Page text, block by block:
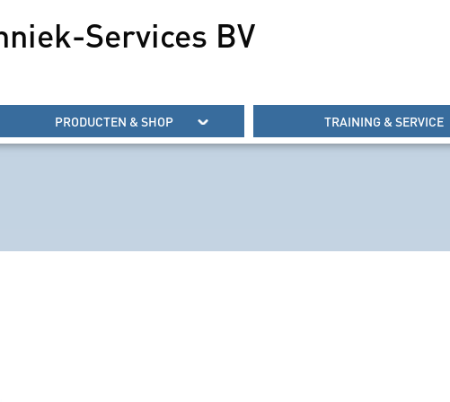
Services BV
PRODUCTEN & SHOP TRAINING & SERVICE